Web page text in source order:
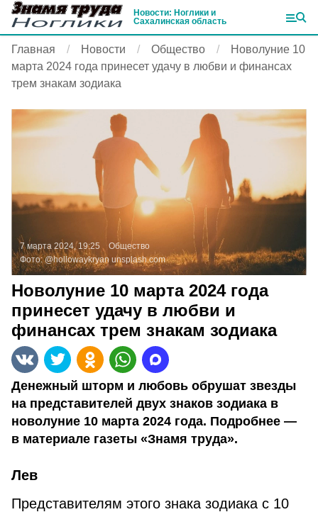
Новости: Ноглики и
Сахалинская область
Главная Новости Общество
Новолуние 10
марта 2024 года принесет удачу в любви и финансах
трем знакам зодиака
7 марта 2024, 19:25
Общество
Фото:@hollowaykryan unsplash.com
Новолуние 10 марта 2024 года
принесет удачу в любви и
финансах трем знакам зодиака
Денежный шторм и любовь обрушат звезды
на представителей двух знаков зодиака в
новолуние 10 марта 2024 года. Подробнее —
в материале газеты «Знамя труда».
Лев
Представителям этого знака зодиака с 10